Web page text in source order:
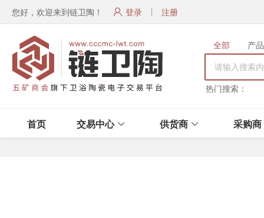
您好，欢迎来到链卫陶！ 登录 注册
全部 产品
热门搜索：
首页 交易中心 供货商 采购商